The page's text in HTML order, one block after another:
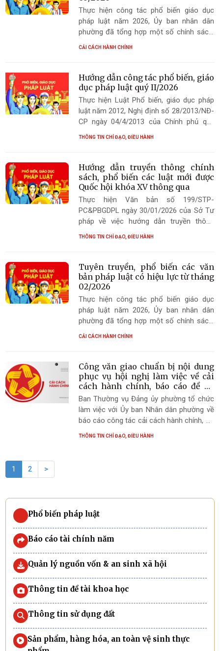
Thực hiện công tác phổ biến giáo dục
pháp luật năm 2026, Ủy ban nhân dân
phường đã tổng hợp một số chính sách,
văn bản pháp luật quan trọng, liên quan
quan mật thiết đến đời sống của Nhân
dân có hiệu lực từ tháng 05/2026
CẢI CÁCH HÀNH CHÍNH
Hướng dẫn công tác phổ biến, giáo
dục pháp luật quý II/2026
Thực hiện Luật Phổ biến, giáo dục pháp
luật năm 2012, Nghị định số 28/2013/NĐ-
CP ngày 04/4/2013 của Chính phủ quy
định chi tiết một số điều và biện pháp thi
05/HĐ-TGV ngày 05/4/2026 của Hội đồng
phối hợp phổ biến giáo dục pháp luật tỉnh
về việc hướng dẫn công tác phổ biến, giáo
dục pháp luật quý II/2026; Hội đồng phối
hợp phổ biến giáo dục pháp luật phường
Hải Ninh hướng dẫn các phòng, ban,
đơn vị trên địa bàn thực hiện công tác
quý II năm 2026
THÔNG TIN CHỈ ĐẠO, ĐIỀU HÀNH
Hướng dẫn truyền thông chính
sách, phổ biến các luật mới được
Quốc hội khóa XV thông qua
Thực hiện Văn bản số 199/STP-
PC&PBGDPL ngày 30/01/2026 của Sở Tư
pháp về việc hướng dẫn truyền thông
chính sách, phổ biến các luật mới được
giáo dục pháp luật đối với 51 luật mới
được Quốc hội khóa XV thông qua tại kỳ
họp thứ 10, đồng thời phát huy vai trò
nòng cốt của đội ngũ tuyên truyền viên
pháp luật, Hội đồng phối hợp phổ biến
giáo dục pháp phường Hải Ninh hướng
sau: (Văn bản kèm theo)
THÔNG TIN CHỈ ĐẠO, ĐIỀU HÀNH
Tuyên truyền, phổ biến các văn
bản pháp luật có hiệu lực từ tháng
02/2026
Thực hiện công tác phổ biến giáo dục
pháp luật năm 2026, Ủy ban nhân dân
phường đã tổng hợp một số chính sách,
văn bản pháp luật quan trọng, liên quan
quan mật thiết đến đời sống của Nhân
dân có hiệu lực từ tháng 02/2026
CẢI CÁCH HÀNH CHÍNH
Công văn giao chuẩn bị nội dung
phục vụ hội nghị làm việc về cải
cách hành chính, báo cáo đề án
thu gom vận chuyển và xử lý chất
thải rắn sinh hoạt trên địa bàn
phường Hải Ninh
Ban Thường vụ Đảng ủy phường tổ chức
làm việc với Ủy ban Nhân dân phường về
báo cáo công tác cải cách hành chính, đề
án thu gom, vận chuyển và xử lý chất thải
THÔNG TIN CHỈ ĐẠO, ĐIỀU HÀNH
1 2 >
Phổ biến pháp luật
Báo cáo tài chính năm
Quản lý nguồn vốn & an sinh xã hội
Thông tin đề tài khoa học
Thông tin sử dụng đất
Sản phẩm, hàng hóa, an toàn vệ sinh thực